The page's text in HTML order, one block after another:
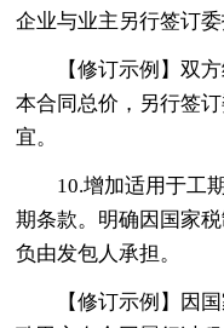
企业与业主另行签订
【修订示例】双
本合同总价，另行签
宜。
10.增加适用于工
期条款。明确因国家
负由发包人承担。
【修订示例】因